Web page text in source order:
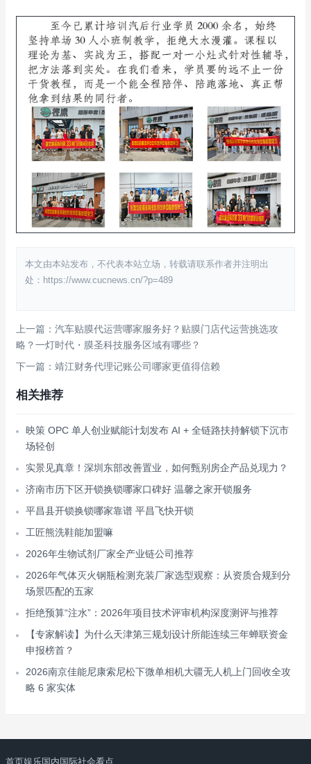
本文由本站发布，不代表本站立场，转载请联系作者并注明出
处：https://www.cucnews.cn/?p=489
上一篇：汽车贴膜代运营哪家服务好？贴膜门店代运营挑选攻
略？一灯时代・膜圣科技服务区域有哪些？
下一篇：靖江财务代理记账公司哪家更值得信赖
相关推荐
映策 OPC 单人创业赋能计划发布 AI + 全链路扶持解锁下沉市
场轻创
实景见真章！深圳东部改善置业，如何甄别房企产品兑现力？
济南市历下区开锁换锁哪家口碑好 温馨之家开锁服务
平昌县开锁换锁哪家靠谱 平昌飞快开锁
工匠熊洗鞋能加盟嘛
2026年生物试剂厂家全产业链公司推荐
2026年气体灭火钢瓶检测充装厂家选型观察：从资质合规到分
场景匹配的五家
拒绝预算“注水”：2026年项目技术评审机构深度测评与推荐
【专家解读】为什么天津第三规划设计所能连续三年蝉联资金
申报榜首？
2026南京佳能尼康索尼松下微单相机大疆无人机上门回收全攻
略 6 家实体
首页娱乐国内 国际社会看点